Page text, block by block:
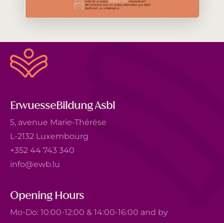
ErwuesseBildung Asbl
5, avenue Marie-Thérèse
L-2132 Luxembourg
+352 44 743 340
info@ewb.lu
Opening Hours
Mo-Do: 10:00-12:00 & 14:00-16:00 and by